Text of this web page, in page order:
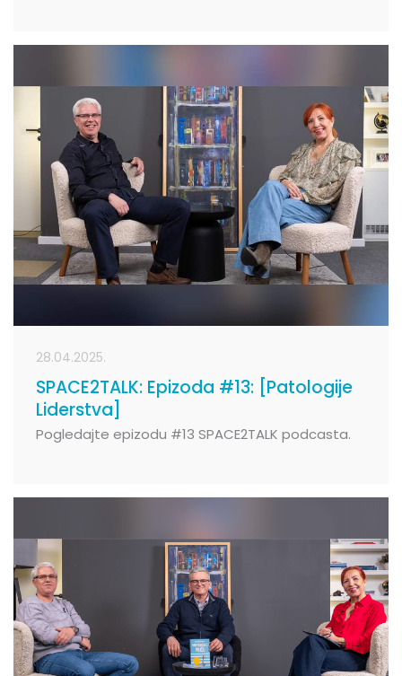
28.04.2025.
SPACE2TALK: Epizoda #13: [Patologije
Liderstva]
Pogledajte epizodu #13 SPACE2TALK podcasta.